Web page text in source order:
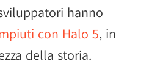
hanno
con Halo 5, in
della storia.